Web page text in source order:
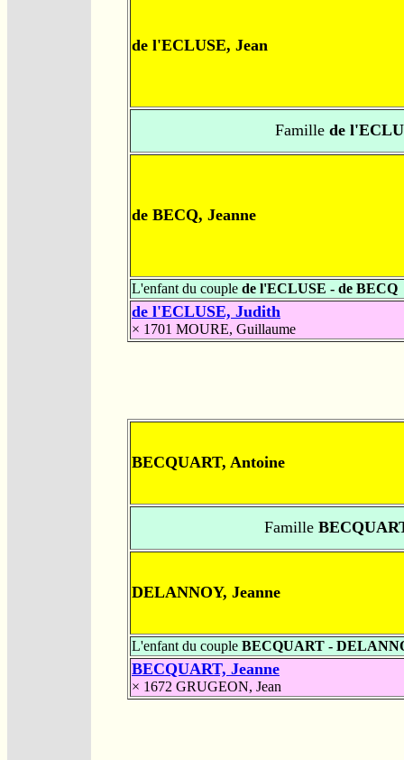
de l'ECLUSE, Jean
Famille de
de BECQ, Jeanne
L'enfant du couple de l'ECLUSE - de BECQ
de l'ECLUSE, Judith
× 1701 MOURE, Guillaume
BECQUART, Antoine
Famille
DELANNOY, Jeanne
L'enfant du couple BECQUART -
BECQUART, Jeanne
× 1672 GRUGEON, Jean